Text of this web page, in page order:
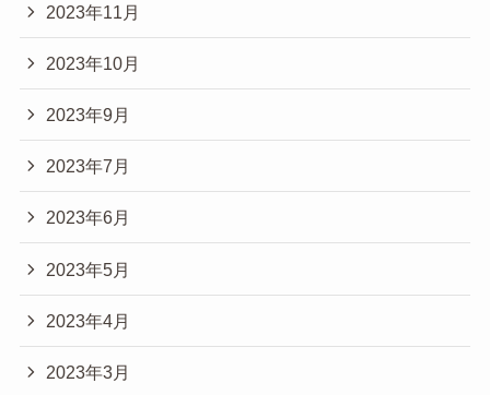
2023年11月
2023年10月
2023年9月
2023年7月
2023年6月
2023年5月
2023年4月
2023年3月